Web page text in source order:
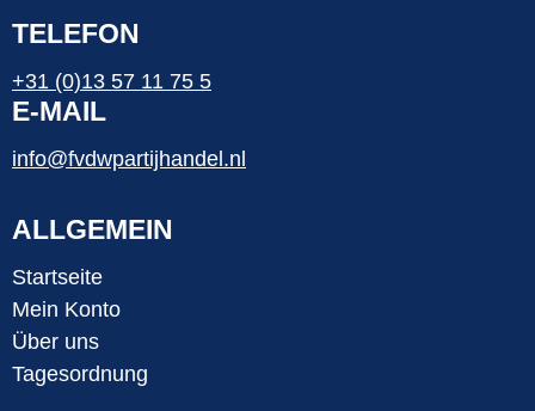
TELEFON
+31 (0)13 57 11 75 5
E-MAIL
info@fvdwpartijhandel.nl
ALLGEMEIN
Startseite
Mein Konto
Über uns
Tagesordnung